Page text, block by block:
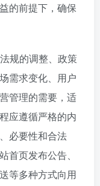
的前提下，确保
规的调整、政策
需求变化、用户
管理的需要，适
应遵循严格的内
必要性和合法
首页发布公告、
等多种方式向用